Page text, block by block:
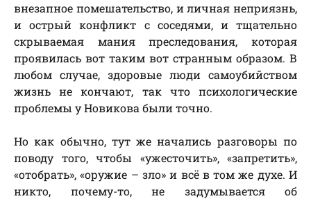
внезапное помешательство, и личная неприязнь,
и острый конфликт с соседями, и тщательно
скрываемая мания преследования, которая
проявилась вот таким вот странным образом. В
любом случае, здоровые люди самоубийством
жизнь не кончают, так что психологические
проблемы у Новикова были точно.
Но как обычно, тут же начались разговоры по
поводу того, чтобы «ужесточить», «запретить»,
«отобрать», «оружие – зло» и всё в том же духе. И
никто, почему-то, не задумывается об